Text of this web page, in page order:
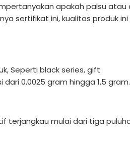
apakah palsu atau
sertifikat ini, kualitas produk ini
Seperti black series, gift
0,0025 gram hingga 1,5 gram.
terjangkau mulai dari tiga